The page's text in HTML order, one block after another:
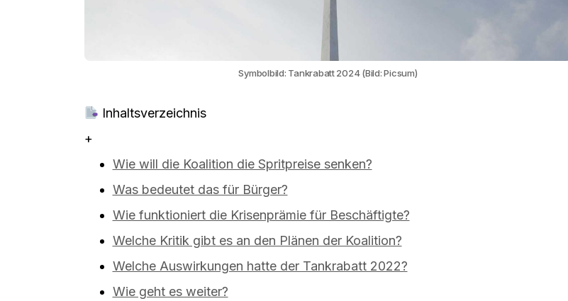
Symbolbild: Tankrabatt 2024 (Bild: Picsum)
Inhaltsverzeichnis
+
Wie will die Koalition die Spritpreise senken?
Was bedeutet das für Bürger?
Wie funktioniert die Krisenprämie für Beschäftigte?
Welche Kritik gibt es an den Plänen der Koalition?
Welche Auswirkungen hatte der Tankrabatt 2022?
Wie geht es weiter?